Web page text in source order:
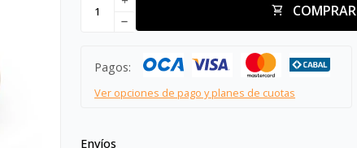
COMPRAR
remove
Pagos:
Ver opciones de pago y planes de cuotas
Envíos